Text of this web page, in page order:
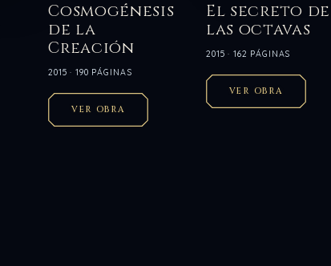
Cosmogénesis
de la
Creación
2015 · 190 PÁGINAS
VER OBRA
El secreto de
las octavas
2015 · 162 PÁGINAS
VER OBRA